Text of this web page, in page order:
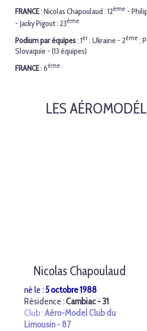
FRANCE: Nicolas Chapoulaud : 12ème -
- Jacky Pigout : 23ème
Podium par équipes: 1er: Ukraine - 2ème :
Slovaquie - (13 équipes)
FRANCE: 6ème
LES
Nicolas Chapoulaud
né le :5 octobre 1988
Résidence :Cambiac - 31
Club :Aéro-Model Club du
Limousin - 87